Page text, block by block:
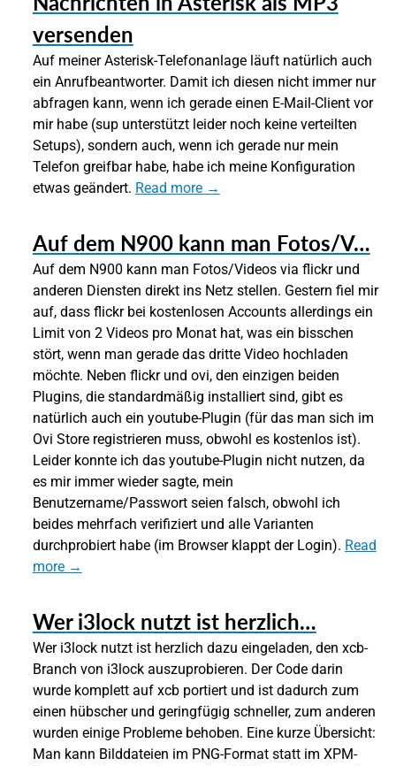
versenden
Auf meiner Asterisk-Telefonanlage läuft natürlich auch
ein Anrufbeantworter. Damit ich diesen nicht immer nur
abfragen kann, wenn ich gerade einen E-Mail-Client vor
mir habe (sup unterstützt leider noch keine verteilten
Setups), sondern auch, wenn ich gerade nur mein
Telefon greifbar habe, habe ich meine Konfiguration
etwas geändert. Read more →
Auf dem N900 kann man Fotos/V…
Auf dem N900 kann man Fotos/Videos via flickr und
anderen Diensten direkt ins Netz stellen. Gestern fiel mir
auf, dass flickr bei kostenlosen Accounts allerdings ein
Limit von 2 Videos pro Monat hat, was ein bisschen
stört, wenn man gerade das dritte Video hochladen
möchte. Neben flickr und ovi, den einzigen beiden
Plugins, die standardmäßig installiert sind, gibt es
natürlich auch ein youtube-Plugin (für das man sich im
Ovi Store registrieren muss, obwohl es kostenlos ist).
Leider konnte ich das youtube-Plugin nicht nutzen, da
es mir immer wieder sagte, mein
Benutzername/Passwort seien falsch, obwohl ich
beides mehrfach verifiziert und alle Varianten
durchprobiert habe (im Browser klappt der Login). Read
more →
Wer i3lock nutzt ist herzlich…
Wer i3lock nutzt ist herzlich dazu eingeladen, den xcb-
Branch von i3lock auszuprobieren. Der Code darin
wurde komplett auf xcb portiert und ist dadurch zum
einen hübscher und geringfügig schneller, zum anderen
wurden einige Probleme behoben. Eine kurze Übersicht:
Man kann Bilddateien im PNG-Format statt im XPM-